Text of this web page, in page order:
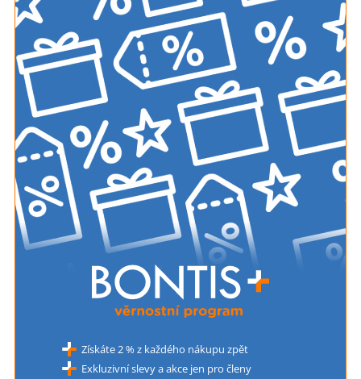
Získáte 2 % z každého nákupu zpět
Exkluzivní slevy a akce jen pro členy